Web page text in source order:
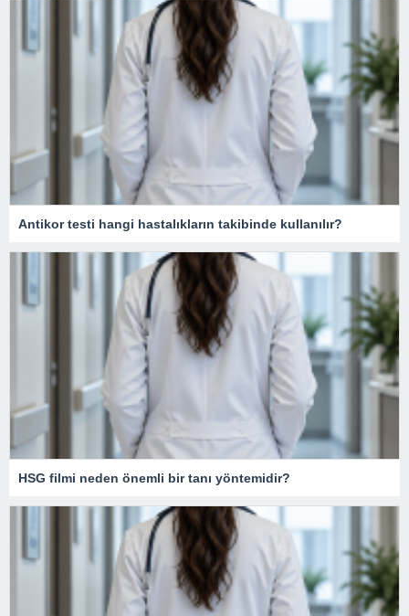
Antikor testi hangi hastalıkların takibinde kullanılır?
HSG filmi neden önemli bir tanı yöntemidir?